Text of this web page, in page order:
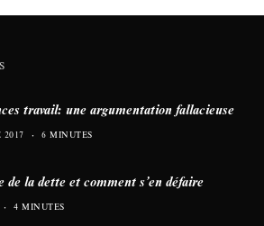
travail: une argumentation fallacieuse
2017 6 MINUTES
de la dette et comment s’en défaire
4 MINUTES